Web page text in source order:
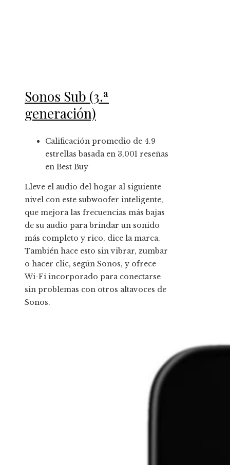
Sonos Sub (3.ª
generación)
Calificación promedio de 4.9
estrellas basada en 3,001 reseñas
en Best Buy
Lleve el audio del hogar al siguiente
nivel con este subwoofer inteligente,
que mejora las frecuencias más bajas
de su audio para brindar un sonido
más completo y rico, dice la marca.
También hace esto sin vibrar, zumbar
o hacer clic, según Sonos, y ofrece
Wi-Fi incorporado para conectarse
sin problemas con otros altavoces de
Sonos.